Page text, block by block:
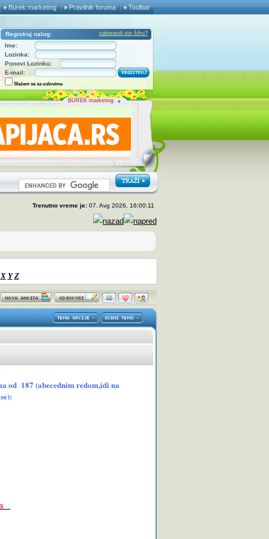
Toolbar
Pravilnik foruma
Burek marketing
Registruj nalog: zaboravili ste šifru?
Ime:
Lozinka:
Ponovi Lozinku:
E-mail:
Slažem se sa uslovima
BUREK marketing
Trenutno vreme je: 07. Avg 2026, 16:00:11
X Y Z
od 187 (abecednim redom,idi na